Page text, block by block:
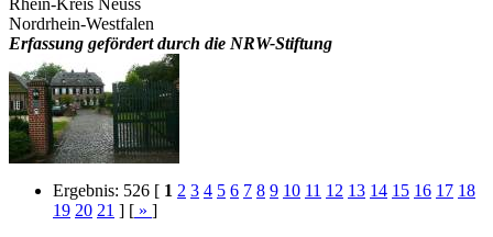
Rhein-Kreis Neuss
Nordrhein-Westfalen
Erfassung gefördert durch die NRW-Stiftung
Ergebnis: 526 [ 1 2 3 4 5 6 7 8 9 10 11 12 13 14 15 16 17 18
19 20 21 ] [ » ]